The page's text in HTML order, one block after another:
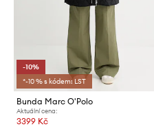
-10%
*-10 % s kódem: LST
Bunda Marc O'Polo
Aktuální cena:
3399 Kč